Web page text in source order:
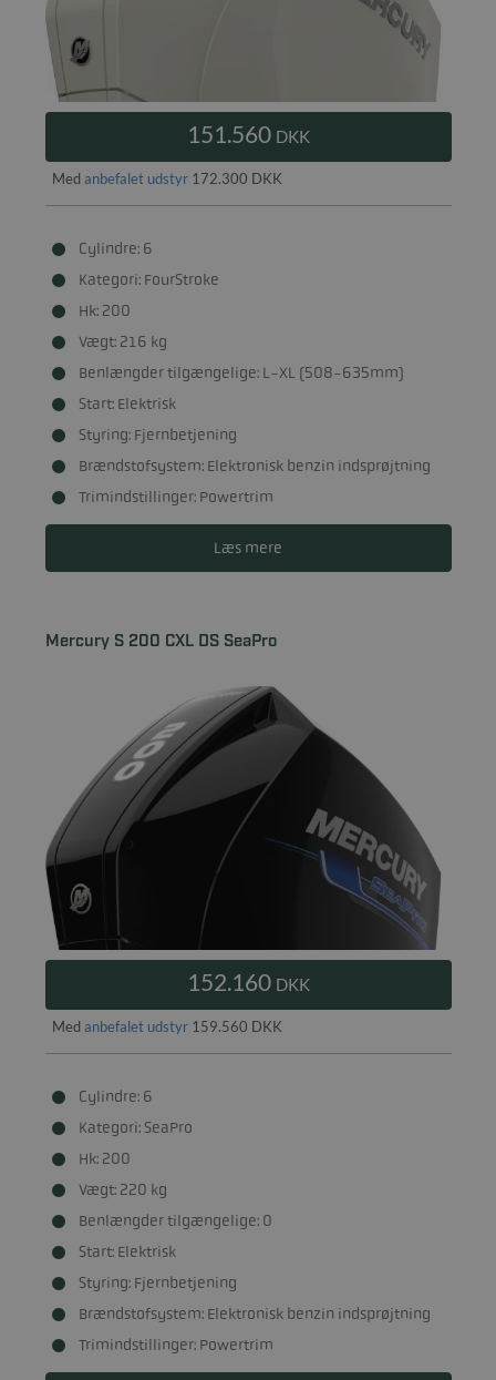
151.560 DKK
Med anbefalet udstyr172.300 DKK
Cylindre: 6
Kategori: FourStroke
Hk: 200
Vægt: 216 kg
Benlængder tilgængelige: L-XL (508-635mm)
Start: Elektrisk
Styring: Fjernbetjening
Brændstofsystem: Elektronisk benzin indsprøjtning
Trimindstillinger: Powertrim
Læs mere
Mercury S 200 CXL DS SeaPro
152.160 DKK
Med anbefalet udstyr159.560 DKK
Cylindre: 6
Kategori: SeaPro
Hk: 200
Vægt: 220 kg
Benlængder tilgængelige: 0
Start: Elektrisk
Styring: Fjernbetjening
Brændstofsystem: Elektronisk benzin indsprøjtning
Trimindstillinger: Powertrim